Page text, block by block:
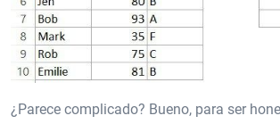
¿Parece complicado? Bueno, para ser